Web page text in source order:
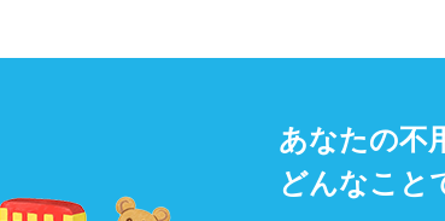
あなたの不
どんなこと